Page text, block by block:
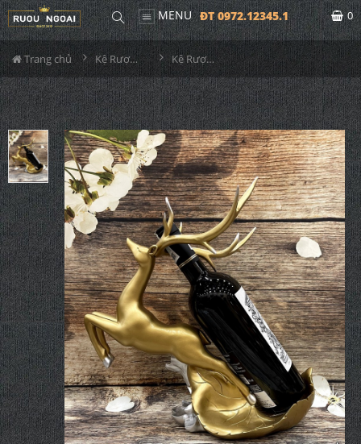
MENU ĐT 0972.12345.1 0
Trang chủ Kệ Rượu Siêu Đẹp Kệ Rượu Con Hươu MS35